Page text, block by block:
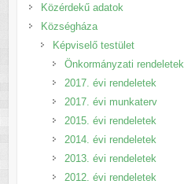
Közérdekű adatok
Községháza
Képviselő testület
Önkormányzati rendeletek
2017. évi rendeletek
2017. évi munkaterv
2015. évi rendeletek
2014. évi rendeletek
2013. évi rendeletek
2012. évi rendeletek